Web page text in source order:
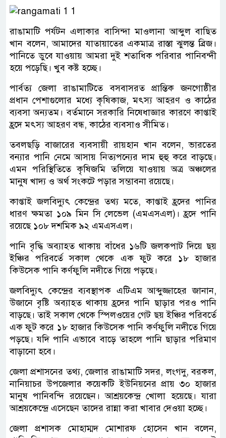
রাঙামাটি পর্যটন এলাকার বাসিন্দা মাওলানা আব্দুল বাছিত
খান বলেন, আমাদের যাতায়াতের একমাত্র রাস্তা ঝুলন্ত ব্রিজ।
পানিতে ডুবে যাওয়ায় আমরা দুই শতাধিক পরিবার পানিবন্দী
হয়ে পড়েছি। খুব কষ্ট হচ্ছে।
পার্বত্য জেলা রাঙামাটিতে বসবাসরত প্রান্তিক জনগোষ্ঠীর
প্রধান পেশাগুলোর মধ্যে কৃষিকাজ, মৎস্য আহরণ ও কাঠের
ব্যবসা অন্যতম। বর্তমানে সরকারি নিষেধাজ্ঞার কারণে কাপ্তাই
হ্রদে মৎস্য আহরণ বন্ধ, কাঠের ব্যবসাও সীমিত।
তবলছড়ি বাজারের ব্যবসায়ী রায়হান খান বলেন, ভারতের
বন্যার পানি নেমে আসায় নিত্যপন্যের দাম হুহু করে বাড়ছে।
এমন পরিস্থিতিতে কৃষিজমি তলিয়ে যাওয়ায় অত্র অঞ্চলের
মানুষ খাদ্য ও অর্থ সংকটে পড়ার সম্ভাবনা রয়েছে।
কাপ্তাই জলবিদ্যুৎ কেন্দ্রের তথ্য মতে, কাপ্তাই হ্রদের পানির
ধারণ ক্ষমতা ১০৯ মিন সি লেভেল (এমএসএল)। হ্রদে পানি
রয়েছে ১০৮ দশমিক ৯২ এমএসএল।
পানি বৃদ্ধি অব্যাহত থাকায় বাঁধের ১৬টি জলকপাট দিয়ে ছয়
ইঞ্চির পরিবর্তে সকাল থেকে এক ফুট করে ১৮ হাজার
কিউসেক পানি কর্ণফুলি নদীতে গিয়ে পড়ছে।
জলবিদ্যুৎ কেন্দ্রের ব্যবস্থাপক এটিএম আব্দুজ্জাহের জানান,
উজানে বৃষ্টি অব্যাহত থাকায় হ্রদের পানি ছাড়ার পরও পানি
বাড়ছে। তাই সকাল থেকে স্পিলওয়ের গেট ছয় ইঞ্চির পরিবর্তে
এক ফুট করে ১৮ হাজার কিউসেক পানি কর্ণফুলি নদীতে গিয়ে
পড়ছে। যদি পানি এভাবে বাড়ে তাহলে পানি ছাড়ার পরিমাণ
বাড়ানো হবে।
জেলা প্রশাসনের তথ্য, জেলার রাঙামাটি সদর, লংগদু, বরকল,
নানিয়াচর উপজেলার কয়েকটি ইউনিয়নের প্রায় ৩০ হাজার
মানুষ পানিবন্দি রয়েছেন। আশ্রয়কেন্দ্র খোলা হয়েছে। যারা
আশ্রয়কেন্দ্রে এসেছেন তাদের রান্না করা খাবার দেওয়া হচ্ছে।
জেলা প্রশাসক মোহাম্মদ মোশারফ হোসেন খান বলেন,